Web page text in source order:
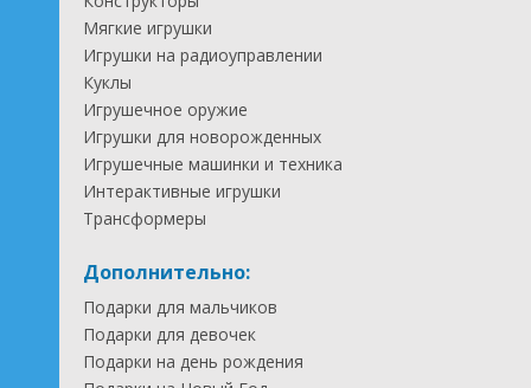
Мягкие игрушки
Игрушки на радиоуправлении
Куклы
Игрушечное оружие
Игрушки для новорожденных
Игрушечные машинки и техника
Интерактивные игрушки
Трансформеры
Дополнительно:
Подарки для мальчиков
Подарки для девочек
Подарки на день рождения